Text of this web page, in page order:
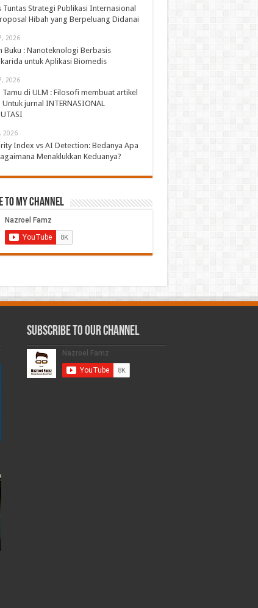
Tuntas Strategi Publikasi Internasional
Hibah yang Berpeluang Didanai
2026
Buku : Nanoteknologi Berbasis
untuk Aplikasi Biomedis
2026
Tamu di ULM : Filosofi membuat artikel
jurnal INTERNASIONAL
2026
Index vs AI Detection: Bedanya Apa
Menaklukkan Keduanya?
to My Channel
Subscribe to our Channel